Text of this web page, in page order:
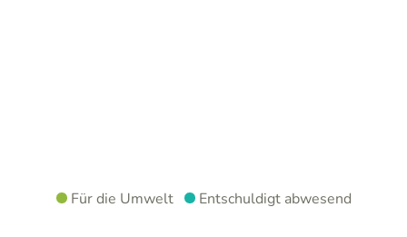
Für die Umwelt Entschuldigt abwesend